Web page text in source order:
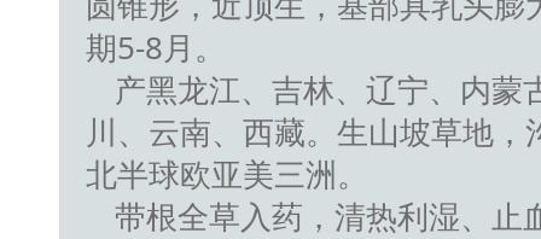
期5-8月。
产黑龙江、吉林、辽宁、内
川、云南、西藏。生山坡草地
北半球欧亚美三洲。
带根全草入药，清热利湿、止